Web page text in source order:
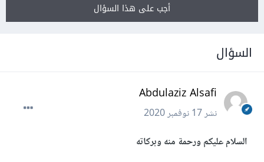
أجب على هذا السؤال
السؤال
Abdulaziz Alsafi
نشر17 نوفمبر 2020
السلام عليكم ورحمة منه وبركاته